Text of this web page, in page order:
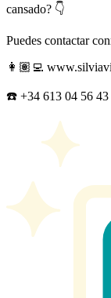
cansado? 👇
Puedes contactar
👩🏽‍💻
☎️ ‪+34 613 04 56 43‬